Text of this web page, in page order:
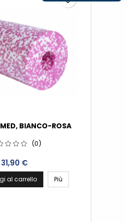
BIANCO-ROSA
(0)
Prezzo
31,90 €
al carrello Più